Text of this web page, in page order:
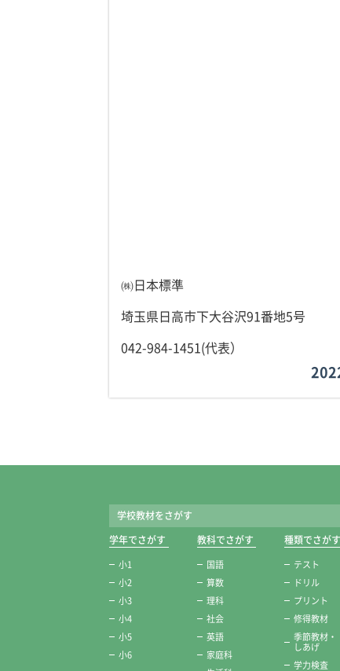
㈱日本標準
埼玉県日高市下大谷沢91番地5号
042-984-1451(代表）
学校教材
学校教材をさがす
学年でさがす
小1
小2
小3
小4
小5
小6
教科でさがす
国語
算数
理科
社会
英語
家庭科
種類でさがす
テスト
ドリル
プリント
修得教材
季節教材・
しあげ
学力検査